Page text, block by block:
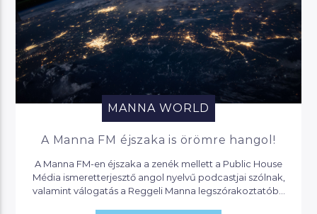
MANNA WORLD
A Manna FM éjszaka is örömre hangol!
A Manna FM-en éjszaka a zenék mellett a Public House
Média ismeretterjesztő angol nyelvű podcastjai szólnak,
valamint válogatás a Reggeli Manna legszórakoztatóbb